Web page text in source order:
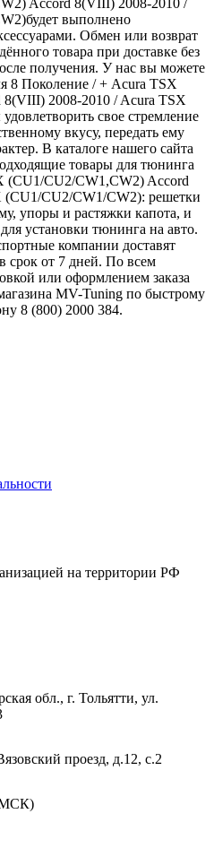
выполнено
Обмен или возврат
товара при доставке без
получения. У нас вы можете
8 Поколение / + Acura TSX
2008-2010 / Acura TSX
свое стремление
вкусу, передать ему
В каталоге нашего сайта
товары для тюнинга
(CU1/CU2/CW1,CW2) Accord
CU2/CW1/CW2): решетки
упоры и растяжки капота, и
установки тюнинга на авто.
компании доставят
от 7 дней. По всем
или оформлением заказа
MV-Tuning по быстрому
8 (800) 2000 384.
на территории РФ
обл., г. Тольятти, ул.
проезд, д.12, с.2
МСК)